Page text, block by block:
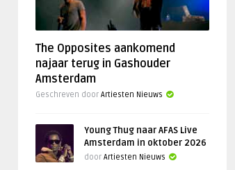
The Opposites aankomend
najaar terug in Gashouder
Amsterdam
Geschreven door Artiesten Nieuws
Young Thug naar AFAS Live
Amsterdam in oktober 2026
door Artiesten Nieuws